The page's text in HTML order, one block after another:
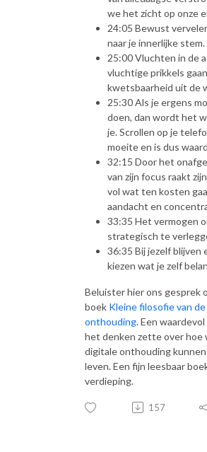
we het zicht op onze
24:05 Bewust
naar je innerlijke stem.
25:00 Vluchten in de
vluchtige prikkels
kwetsbaarheid uit de
25:30 Als je ergens
doen, dan wordt het
je. Scrollen op je
moeite en is dus
32:15 Door het
van zijn focus raakt
vol wat ten kosten
aandacht en
33:35 Het vermogen
strategisch te
36:35 Bij jezelf blijven
kiezen wat je zelf
Beluister hier ons gesprek
boek Kleine filosofie van
onthouding. Een
het denken zette over hoe
digitale onthouding
leven. Een fijn leesbaar
verdieping.
157